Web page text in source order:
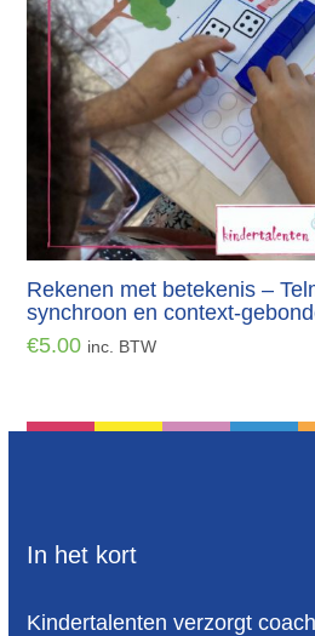
Rekenen met betekenis –
synchroon en context-
€5.00 inc. BTW
In het kort
Kindertalenten verzorgt